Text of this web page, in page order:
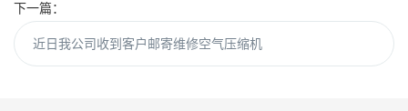
下一篇：
近日我公司收到客户邮寄维修空气压缩机